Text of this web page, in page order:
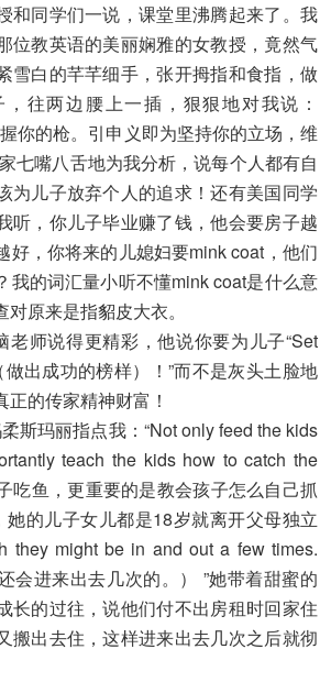
和同学们一说，课堂里沸腾起来了。我
位教英语的美丽娴雅的女教授，竟然气
雪白的芊芊细手，张开拇指和食指，做
往两边腰上一插，狠狠地对我说：
你的枪。引申义即为坚持你的立场，维
七嘴八舌地为我分析，说每个人都有自
为儿子放弃个人的追求！还有美国同学
听，你儿子毕业赚了钱，他会要房子越
好，你将来的儿媳妇要mink coat，他们
我的词汇量小听不懂mink coat是什么意
原来是指貂皮大衣。
师说得更精彩，他说你要为儿子“Set
出成功的榜样）！”而不是灰头土脸地
的传家精神财富！
斯玛丽指点我：“Not only feed the kids
teach the kids how to catch the
吃鱼，更重要的是教会孩子怎么自己抓
她的儿子女儿都是18岁就离开父母独立
they might be in and out a few times.
会进来出去几次的。） ”她带着甜蜜的
长的过往，说他们付不出房租时回家住
搬出去住，这样进来出去几次之后就彻